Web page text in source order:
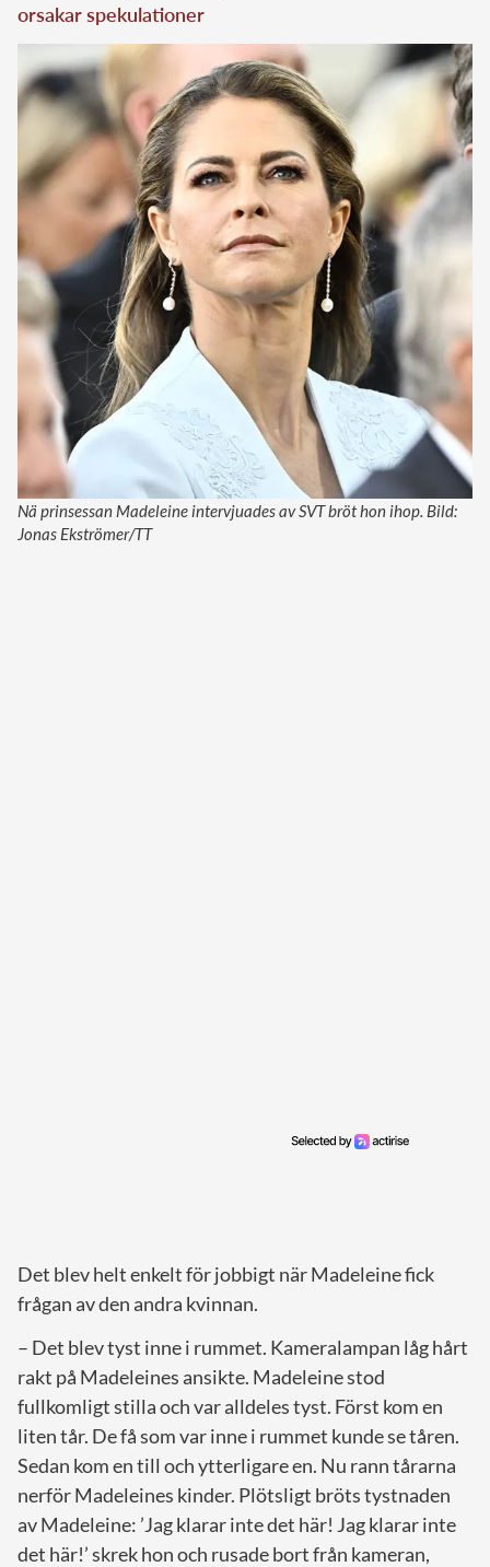
orsakar spekulationer
Nä prinsessan Madeleine intervjuades av SVT bröt hon ihop. Bild:
Jonas Ekströmer/TT
Det blev helt enkelt för jobbigt när Madeleine fick
frågan av den andra kvinnan.
– Det blev tyst inne i rummet. Kameralampan låg hårt
rakt på Madeleines ansikte. Madeleine stod
fullkomligt stilla och var alldeles tyst. Först kom en
liten tår. De få som var inne i rummet kunde se tåren.
Sedan kom en till och ytterligare en. Nu rann tårarna
nerför Madeleines kinder. Plötsligt bröts tystnaden
av Madeleine: ’Jag klarar inte det här! Jag klarar inte
det här!’ skrek hon och rusade bort från kameran,